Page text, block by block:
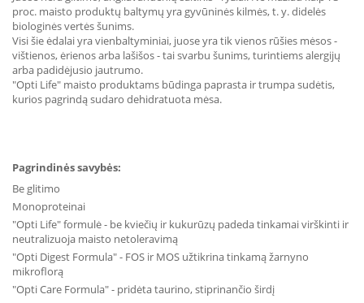
proc. maisto produktų baltymų yra gyvūninės kilmės, t. y. didelės
biologinės vertės šunims.
Visi šie ėdalai yra vienbaltyminiai, juose yra tik vienos rūšies mėsos -
vištienos, ėrienos arba lašišos - tai svarbu šunims, turintiems alergijų
arba padidėjusio jautrumo.
"Opti Life" maisto produktams būdinga paprasta ir trumpa sudėtis,
kurios pagrindą sudaro dehidratuota mėsa.
Pagrindinės savybės:
Be glitimo
Monoproteinai
"Opti Life" formulė - be kviečių ir kukurūzų padeda tinkamai virškinti ir
neutralizuoja maisto netoleravimą
"Opti Digest Formula" - FOS ir MOS užtikrina tinkamą žarnyno
mikroflorą
"Opti Care Formula" - pridėta taurino, stiprinančio širdį